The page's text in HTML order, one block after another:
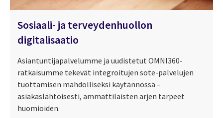
Sosiaali- ja terveydenhuollon
digitalisaatio
Asiantuntijapalvelumme ja uudistetut OMNI360-
ratkaisumme tekevät integroitujen sote-palvelujen
tuottamisen mahdolliseksi käytännössä –
asiakaslähtöisesti, ammattilaisten arjen tarpeet
huomioiden.